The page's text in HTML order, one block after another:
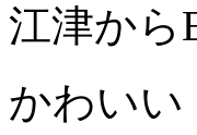
江津から
かわいい